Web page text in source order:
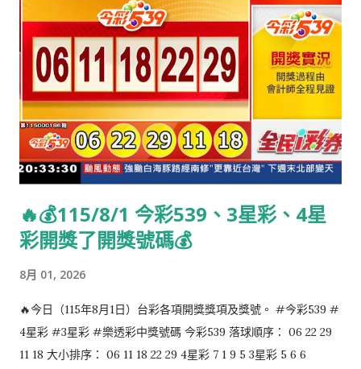
🔥💰115/8/1 今彩539、3星彩、4星
彩開獎了開獎號碼💰
8月 01, 2026
🔥今日（115年8月1日）台彩各項開獎獎項及獎號。 #今彩539 #
4星彩 #3星彩 #樂透彩中獎號碼 今彩539 落球順序： 06 22 29
11 18 大小排序： 06 11 18 22 29 4星彩 7 1 9 5 3星彩 5 6 6